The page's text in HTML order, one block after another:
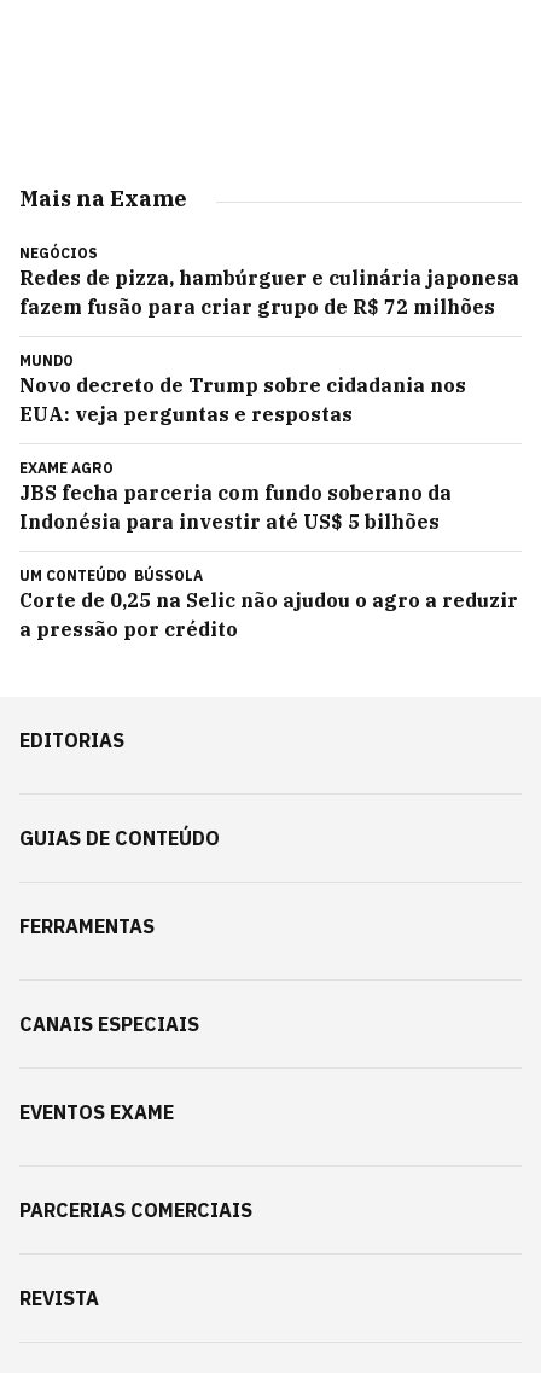
Mais na Exame
NEGÓCIOS
Redes de pizza, hambúrguer e culinária japonesa
fazem fusão para criar grupo de R$ 72 milhões
MUNDO
Novo decreto de Trump sobre cidadania nos
EUA: veja perguntas e respostas
EXAME AGRO
JBS fecha parceria com fundo soberano da
Indonésia para investir até US$ 5 bilhões
UM CONTEÚDO BÚSSOLA
Corte de 0,25 na Selic não ajudou o agro a reduzir
a pressão por crédito
EDITORIAS
GUIAS DE CONTEÚDO
FERRAMENTAS
CANAIS ESPECIAIS
EVENTOS EXAME
PARCERIAS COMERCIAIS
REVISTA